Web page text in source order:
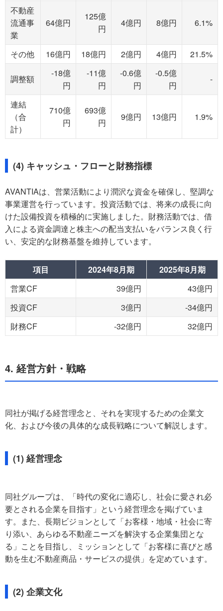
不動産
流通事
業
64億円
125億
円
4億円 8億円 6.1%
その他 16億円 18億円 2億円 4億円 21.5%
調整額
-18億
円
-11億
円
-0.6億
円
-0.5億
円
-
連結
（合
計）
710億
円
693億
円
9億円 13億円 1.9%
(4) キャッシュ・フローと財務指標
AVANTIAは、営業活動により潤沢な資金を確保し、堅調な
事業運営を行っています。投資活動では、将来の成長に向
けた設備投資を積極的に実施しました。財務活動では、借
入による資金調達と株主への配当支払いをバランス良く行
い、安定的な財務基盤を維持しています。
項目 2024年8月期
2025年8月期
営業CF
39億円
43億円
投資CF
3億円
-34億円
財務CF
-32億円 32億円
4. 経営方針・戦略
同社が掲げる経営理念と、それを実現するための企業文
化、および今後の具体的な成長戦略について解説します。
(1) 経営理念
同社グループは、「時代の変化に適応し、社会に愛され必
要とされる企業を目指す」という経営理念を掲げていま
す。また、長期ビジョンとして「お客様・地域・社会に寄
り添い、あらゆる不動産ニーズを解決する企業集団とな
る」ことを目指し、ミッションとして「お客様に喜びと感
動を生む不動産商品・サービスの提供」を定めています。
(2) 企業文化